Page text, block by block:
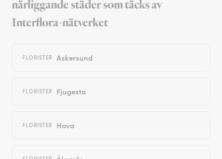
närliggande städer som täcks av
Interflora-nätverket
FLORISTER Askersund
FLORISTER Fjugesta
FLORISTER Hova